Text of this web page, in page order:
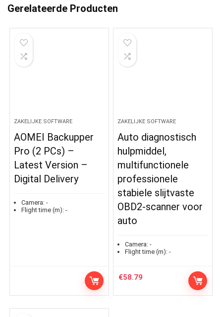
Gerelateerde Producten
ZAKELIJKE SOFTWARE
AOMEI Backupper
Pro (2 PCs) –
Latest Version –
Digital Delivery
Camera: -
Flight time (m): -
ZAKELIJKE SOFTWARE
Auto diagnostisch
hulpmiddel,
multifunctionele
professionele
stabiele slijtvaste
OBD2-scanner voor
auto
Camera: -
Flight time (m): -
€58.79